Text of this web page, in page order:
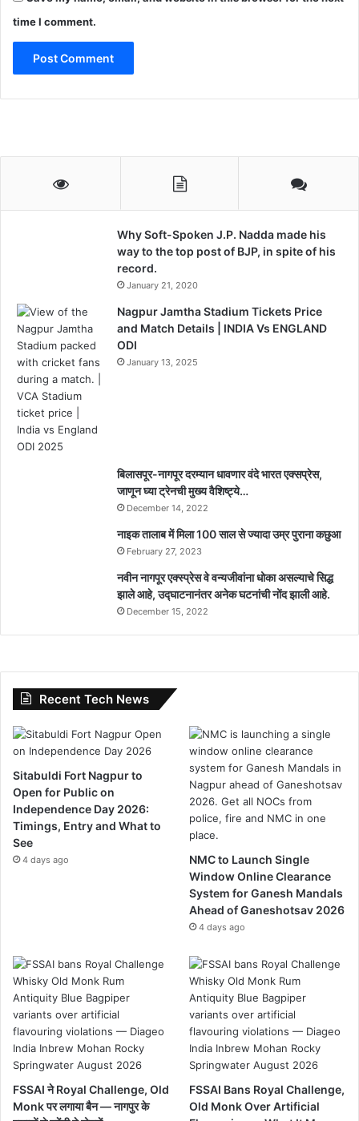
time I comment.
Why Soft-Spoken J.P. Nadda made his
way to the top post of BJP, in spite of his
record.
January 21, 2020
Nagpur Jamtha Stadium Tickets Price
and Match Details | INDIA Vs ENGLAND
ODI
January 13, 2025
बिलासपूर-नागपूर दरम्यान धावणार वंदे भारत एक्सप्रेस,
जाणून घ्या ट्रेनची मुख्य वैशिष्ट्ये…
December 14, 2022
नाइक तालाब में मिला 100 साल से ज्यादा उम्र पुराना कछुआ
February 27, 2023
नवीन नागपूर एक्स्प्रेस वे वन्यजीवांना धोका असल्याचे सिद्ध
झाले आहे, उद्घाटनानंतर अनेक घटनांची नोंद झाली आहे.
December 15, 2022
Recent Tech News
Sitabuldi Fort Nagpur to
Open for Public on
Independence Day 2026:
Timings, Entry and What to
See
4 days ago
NMC to Launch Single
Window Online Clearance
System for Ganesh Mandals
Ahead of Ganeshotsav 2026
4 days ago
FSSAI ने Royal Challenge, Old
Monk पर लगाया बैन — नागपुर के
FSSAI Bans Royal Challenge,
Old Monk Over Artificial